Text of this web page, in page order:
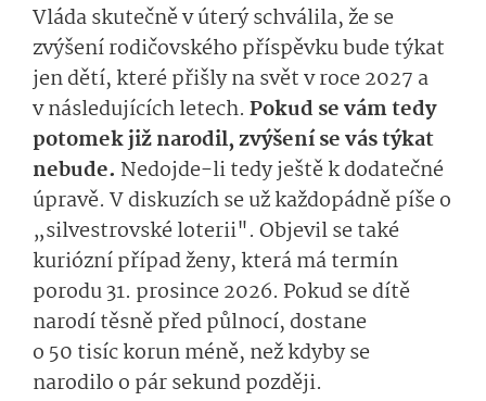
Vláda skutečně v úterý schválila, že se
zvýšení rodičovského příspěvku bude týkat
jen dětí, které přišly na svět v roce 2027 a
v následujících letech. Pokud se vám tedy
potomek již narodil, zvýšení se vás týkat
nebude. Nedojde-li tedy ještě k dodatečné
úpravě. V diskuzích se už každopádně píše o
„silvestrovské loterii". Objevil se také
kuriózní případ ženy, která má termín
porodu 31. prosince 2026. Pokud se dítě
narodí těsně před půlnocí, dostane
o 50 tisíc korun méně, než kdyby se
narodilo o pár sekund později.